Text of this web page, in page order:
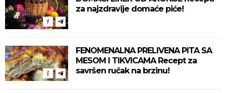
za najzdravije domaće piće!
FENOMENALNA PRELIVENA PITA SA
MESOM I TIKVICAMA Recept za
savršen ručak na brzinu!